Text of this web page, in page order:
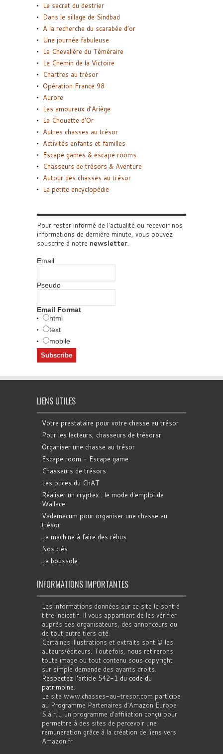
Le secret du destrier
Dans le sillage de Sindbad
A la recherche du scarabée d’or
Une journée fabuleuse
La Chevalière du Téméraire
Le Chemin de la Victoire
Chartres au trésor
Opération France 98
Aurore
Les amoureux d’Ariège
La Chouette d’Or
Autres chasses au trésor
Activités enfants et familles
Escape games & escape rooms
Chasseurs de trésors & Aventure
Autour des chasses au trésor
La petite encyclopédie
Pour rester informé de l'actualité ou recevoir nos
informations de dernière minute, vous pouvez
souscrire à notre newsletter.
Email
Pseudo
Email Format
html
text
mobile
LIENS UTILES
Votre prestataire pour votre chasse au trésor
Pour les lecteurs, chasseurs de trésorsr
Organiser une chasse au trésor
Escape room - Escape game
Chasseurs de trésors
Les puces du ChAT
Réaliser un cryptex : le mode d'emploi de
Wallace
Vademecum pour organiser une chasse au
trésor
La machine à faire des rébus
Nos clés
La boussole
INFORMATIONS IMPORTANTES
Les informations données sur ce site le sont à
titre indicatif. Il vous appartient de les vérifier
auprès des organisateurs, des annonceurs ou
de tout autre tiers cité.
Certaines illustrations et extraits sont © les
auteurs/éditeurs. Toutefois, nous retirerons
toute image ou tout contenu sous copyright
sur simple demande des ayants droits.
Respectez l'article 542-1 du code du
patrimoine.
Le site www.chasses-au-tresor.com participe
au Programme Partenaires d’Amazon Europe
S.à r.l., un programme d’affiliation conçu pour
permettre à des sites de percevoir une
rémunération grâce à la création de liens vers
Amazon.fr